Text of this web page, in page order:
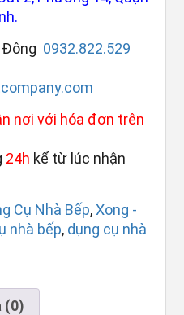
0932.822.529
nơi với hóa đơn trên
24h kể từ lúc nhận
Cụ Nhà Bếp,Xong -
nhà bếp, dụng cụ nhà
(0)